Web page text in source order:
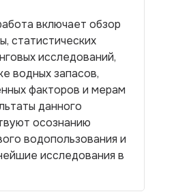
включает обзор
статистических
исследований,
водных запасов,
факторов и мерам
данного
осознанию
водопользования и
исследования в